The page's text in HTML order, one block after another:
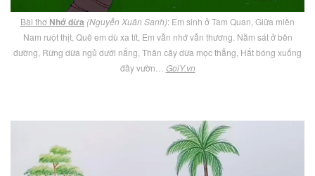
Bài thơ Nhớ dừa (Nguyễn Xuân Sanh): Em sinh ở Tam Quan, Giữa miền
Nam ruột thịt, Quê em dù xa tít, Em vẫn nhớ vẫn thương. Nằm sát ở bên
đường, Rừng dừa ngủ dưới nắng, Thân cây dừa mọc thẳng, Hắt bóng xuống
đầy vườn… GoiY.vn